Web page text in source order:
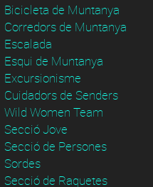
Bicicleta de Muntanya
Corredors de Muntanya
Escalada
Esqui de Muntanya
Excursionisme
Cuidadors de Senders
Wild Women Team
Secció Jove
Secció de Persones
Sordes
Secció de Raquetes